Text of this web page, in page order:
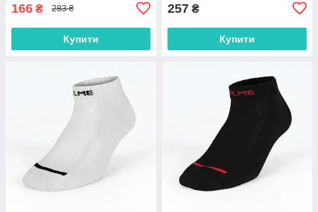
166 ₴ 283 ₴
Купити
257 ₴
Купити